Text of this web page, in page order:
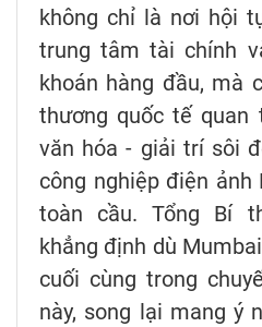
không chỉ là nơi hội
trung tâm tài chính
khoán hàng đầu, mà
thương quốc tế quan
văn hóa - giải trí sôi
công nghiệp điện ảnh
toàn cầu. Tổng Bí
khẳng định dù
cuối cùng trong
này, song lại mang ý